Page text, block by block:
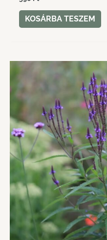
KOSÁRBA TESZEM